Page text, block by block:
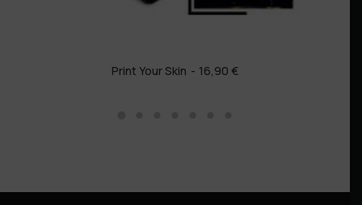
Print Your Skin 16,90 €